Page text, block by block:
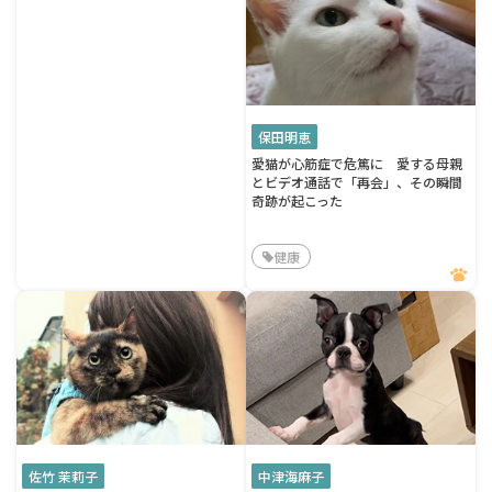
保田明恵
愛猫が心筋症で危篤に 愛する母親
とビデオ通話で「再会」、その瞬間
奇跡が起こった
健康
佐竹 茉莉子
中津海麻子